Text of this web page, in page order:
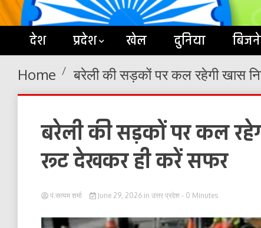
देश प्रदेश खेल दुनिया
Home बरेली की सड़कों पर कल रहेगी खास
बरेली की सड़कों पर कल
रूट देखकर ही करें सफर
पं.सत्यम शर्मा June 29, 2026 in उत्तर प्रदेश - 0 Minutes